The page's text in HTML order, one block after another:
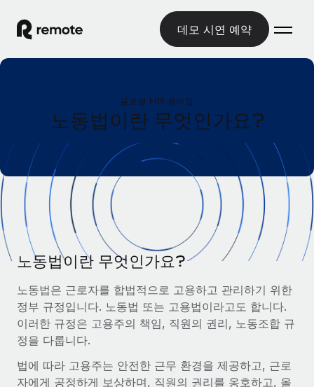
데모 시연 예약
글로벌 고용
글로벌 급여
규정을 준수하며 급여 지급을 손쉽게 처리
기록상 고용주(EOR)
법인 설립 비용 없이 전 세계로 사업을 확장
기록상 계약자
계약자 관리
전 세계 계약자의 온보딩 및 관리
PEO
복잡한 고용 업무를 아웃소싱
글로벌 서비스 제공
국가별 정보
국가별 글로벌 채용 지원 알아보기
미국 주별 정보
미국 모든 주 전역에서 채용 업무를 간소화
Remote와 다른 솔루션 비교
다른 업체들과 비교해보기
스타트업
리소스
도구 및 계산기
오분류 리스크 평가 도구
국가별 직원 오분류 리스크 확인
국가별 총 인건비 계산
계약자 지급 계산기
글로벌 계약직을 위한 통화 옵션과 지급 소요 시간 확인
한국어
English
Nederlands
Français
글로벌 HR 용어집
노동법이란 무엇인가요?
노동법이란 무엇인가요?
노동법은 근로자를 합법적으로 고용하고 관리하기 위한
정부 규정입니다. 노동법 또는 고용법이라고도 합니다.
이러한 규정은 고용주의 책임, 직원의 권리, 노동조합 규
정을 다룹니다.
법에 따라 고용주는 안전한 근무 환경을 제공하고, 근로
자에게 공정하게 보상하며, 직원의 권리를 옹호하고, 올